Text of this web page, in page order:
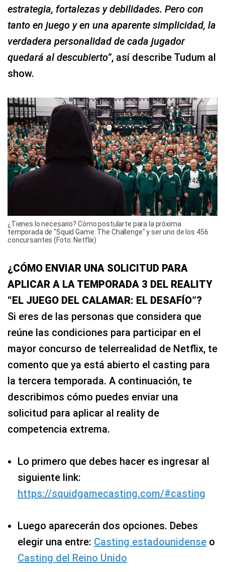
estrategia, fortalezas y debilidades. Pero con
tanto en juego y en una aparente simplicidad, la
verdadera personalidad de cada jugador
quedará al descubierto”, así describe Tudum al
show.
¿Tienes lo necesario? Cómo postularte para la próxima
temporada de "Squid Game: The Challenge" y ser uno de los 456
concursantes (Foto: Netflix)
¿CÓMO ENVIAR UNA SOLICITUD PARA
APLICAR A LA TEMPORADA 3 DEL REALITY
“EL JUEGO DEL CALAMAR: EL DESAFÍO”?
Si eres de las personas que considera que
reúne las condiciones para participar en el
mayor concurso de telerrealidad de Netflix, te
comento que ya está abierto el casting para
la tercera temporada. A continuación, te
describimos cómo puedes enviar una
solicitud para aplicar al reality de
competencia extrema.
Lo primero que debes hacer es ingresar al
siguiente link:
https://squidgamecasting.com/#casting
Luego aparecerán dos opciones. Debes
elegir una entre: Casting estadounidense o
Casting del Reino Unido